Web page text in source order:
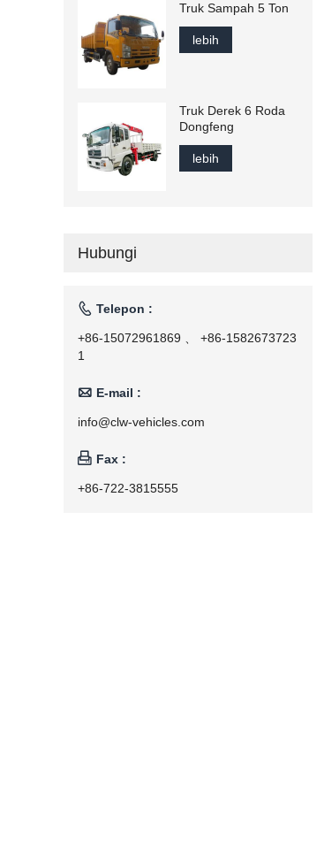
Truk Sampah 5 Ton
lebih
Truk Derek 6 Roda
Dongfeng
lebih
Hubungi
 Telepon :
+86-15072961869 、 +86-1582673723
1
 E-mail :
info@clw-vehicles.com
 Fax :
+86-722-3815555